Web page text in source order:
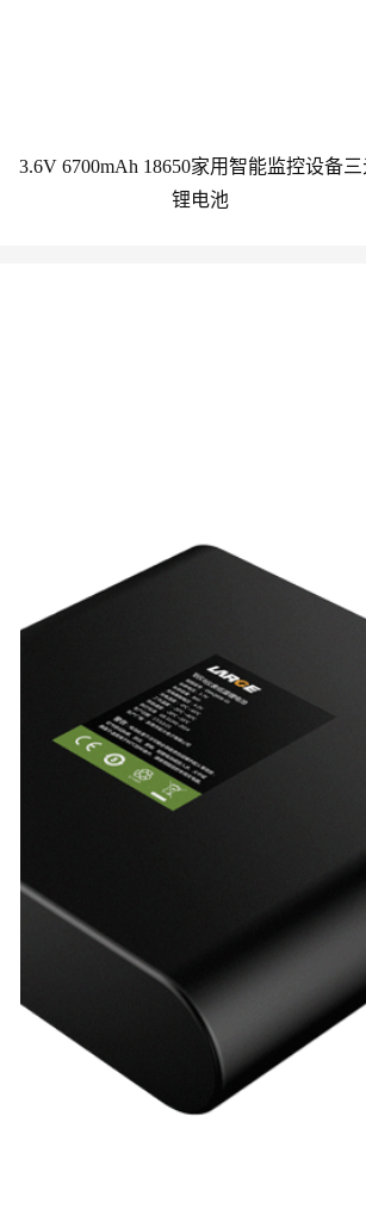
3.6V 6700mAh 18650家用智能监控设备三
锂电池